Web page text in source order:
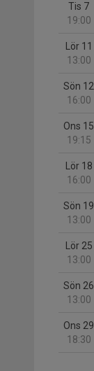
Tis 7
19:00
Lör 11
13:00
Sön 12
16:00
Ons 15
19:15
Lör 18
16:00
Sön 19
13:00
Lör 25
13:00
Sön 26
13:00
Ons 29
18:30